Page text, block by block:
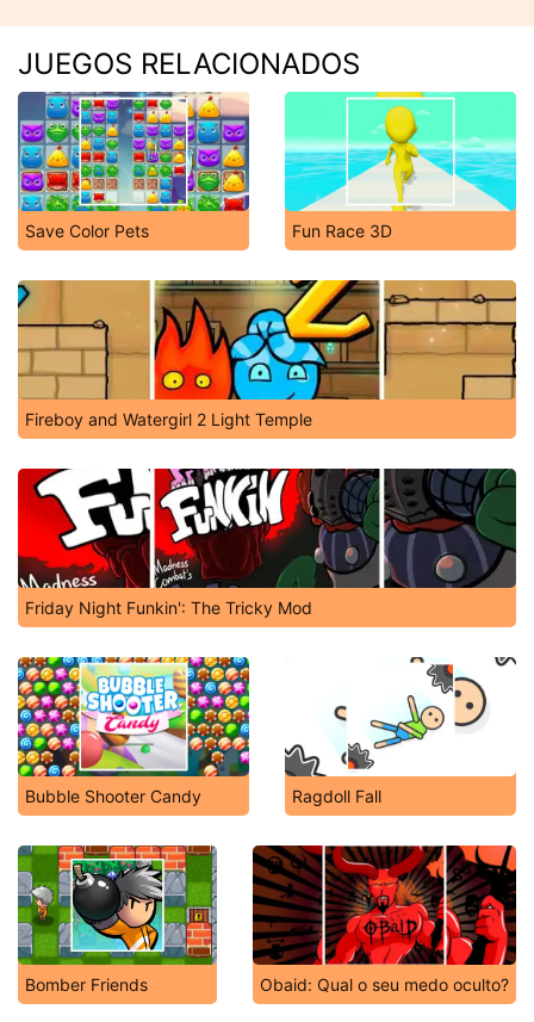
JUEGOS RELACIONADOS
Save Color Pets Fun Race 3D
Fireboy and Watergirl 2 Light Temple
Friday Night Funkin': The Tricky Mod
Bubble Shooter Candy Ragdoll Fall
Bomber Friends Obaid: Qual o seu medo oculto?